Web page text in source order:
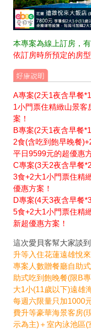
本專案為線上訂房，
依訂房時所預定的房
A專案(2天1夜含早餐
1小門票住精緻山景客
案！
B專案(2天1夜含早餐
2食(含吃到飽早晚餐
平日9599元的超優惠
C專案(3天2夜含早餐
3食+2大1小門票住精
優惠方案！
D專案(4天3夜含早餐
5食+2大1小門票住精
新超優惠方案！
這次愛貝客幫大家談
升等入住花蓮遠雄悅
專案人數贈餐廳自助
助式吃到飽晚餐(限B
大1小(11歲以下)遠雄
每週六限量只加1000
費升等豪華海景客房(
示為主)＋室內泳池區